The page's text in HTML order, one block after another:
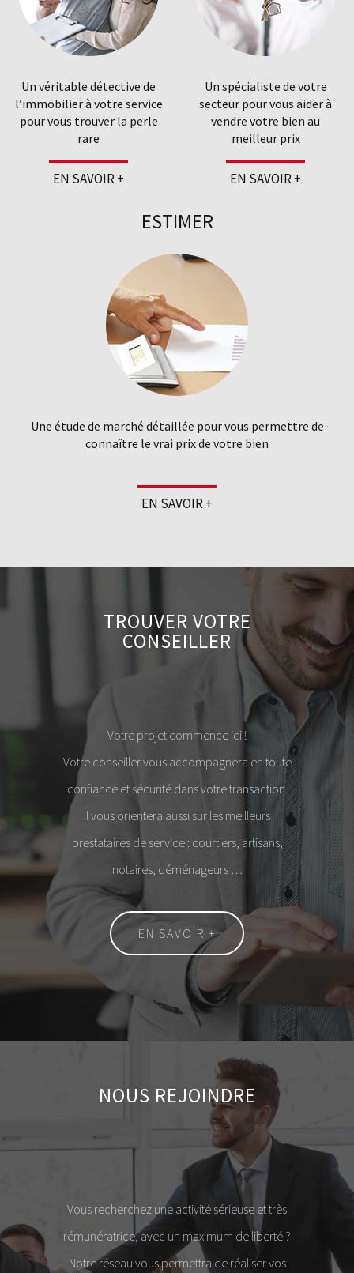
Un véritable détective de
l’immobilier à votre service
pour vous trouver la perle
rare
EN SAVOIR +
Un spécialiste de votre
secteur pour vous aider à
vendre votre bien au
meilleur prix
EN SAVOIR +
ESTIMER
Une étude de marché détaillée pour vous permettre de
connaître le vrai prix de votre bien
EN SAVOIR +
TROUVER VOTRE
CONSEILLER
Votre projet commence ici !
Votre conseiller vous accompagnera en toute
confiance et sécurité dans votre transaction.
Il vous orientera aussi sur les meilleurs
prestataires de service : courtiers, artisans,
notaires, déménageurs …
EN SAVOIR +
NOUS REJOINDRE
Vous recherchez une activité sérieuse et très
rémunératrice, avec un maximum de liberté ?
Notre réseau vous permettra de réaliser vos